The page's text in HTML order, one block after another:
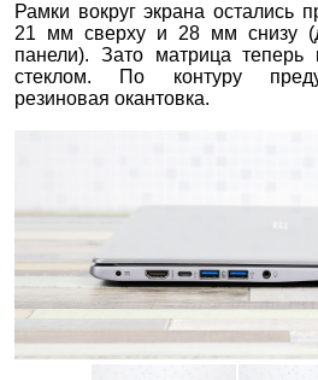
Рамки вокруг экрана остались
21 мм сверху и 28 мм снизу
панели). Зато матрица теперь
стеклом. По контуру
резиновая окантовка.